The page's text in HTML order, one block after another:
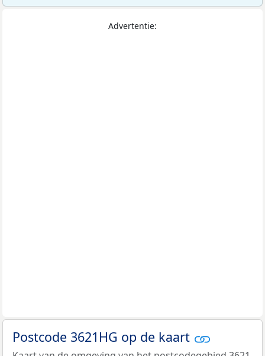
Advertentie:
Postcode 3621HG op de kaart